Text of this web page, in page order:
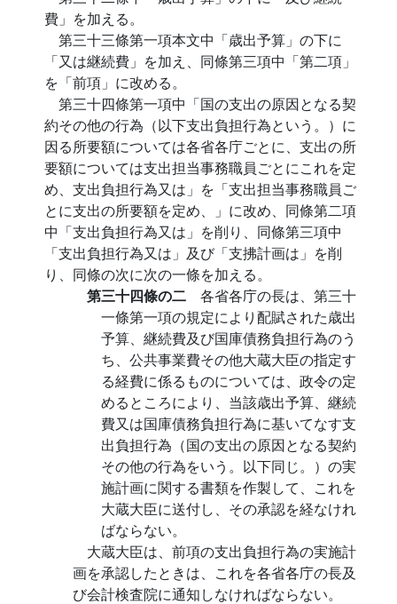
費」を加える。
第三十三條第一項本文中「歳出予算」の下に
「又は継続費」を加え、同條第三項中「第二項」
を「前項」に改める。
第三十四條第一項中「国の支出の原因となる契
約その他の行為（以下支出負担行為という。）に
因る所要額については各省各庁ごとに、支出の所
要額については支出担当事務職員ごとにこれを定
め、支出負担行為又は」を「支出担当事務職員ご
とに支出の所要額を定め、」に改め、同條第二項
中「支出負担行為又は」を削り、同條第三項中
「支出負担行為又は」及び「支拂計画は」を削
り、同條の次に次の一條を加える。
第三十四條の二 各省各庁の長は、第三十
一條第一項の規定により配賦された歳出
予算、継続費及び国庫債務負担行為のう
ち、公共事業費その他大蔵大臣の指定す
る経費に係るものについては、政令の定
めるところにより、当該歳出予算、継続
費又は国庫債務負担行為に基いてなす支
出負担行為（国の支出の原因となる契約
その他の行為をいう。以下同じ。）の実
施計画に関する書類を作製して、これを
大蔵大臣に送付し、その承認を経なけれ
ばならない。
大蔵大臣は、前項の支出負担行為の実施計
画を承認したときは、これを各省各庁の長及
び会計検査院に通知しなければならない。